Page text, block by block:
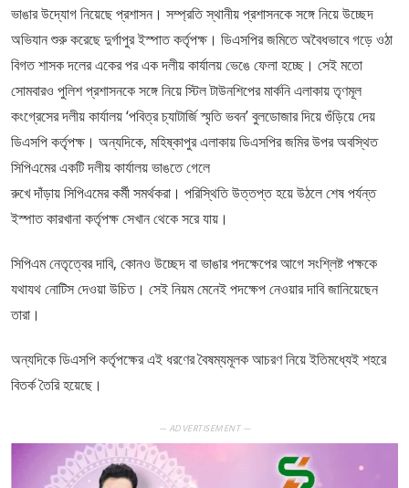
ভাঙার উদ্যোগ নিয়েছে প্রশাসন। সম্প্রতি স্থানীয় প্রশাসনকে সঙ্গে নিয়ে উচ্ছেদ
অভিযান শুরু করেছে দুর্গাপুর ইস্পাত কর্তৃপক্ষ। ডিএসপির জমিতে অবৈধভাবে গড়ে ওঠা
বিগত শাসক দলের একের পর এক দলীয় কার্যালয় ভেঙে ফেলা হচ্ছে। সেই মতো
সোমবারও পুলিশ প্রশাসনকে সঙ্গে নিয়ে স্টিল টাউনশিপের মার্কনি এলাকায় তৃণমূল
কংগ্রেসের দলীয় কার্যালয় ‘পবিত্র চ্যাটার্জি স্মৃতি ভবন’ বুলডোজার দিয়ে গুঁড়িয়ে দেয়
ডিএসপি কর্তৃপক্ষ। অন্যদিকে, মহিষ্কাপুর এলাকায় ডিএসপির জমির উপর অবস্থিত
সিপিএমের একটি দলীয় কার্যালয় ভাঙতে গেলে
রুখে দাঁড়ায় সিপিএমের কর্মী সমর্থকরা। পরিস্থিতি উত্তপ্ত হয়ে উঠলে শেষ পর্যন্ত
ইস্পাত কারখানা কর্তৃপক্ষ সেখান থেকে সরে যায়।
সিপিএম নেতৃত্বের দাবি, কোনও উচ্ছেদ বা ভাঙার পদক্ষেপের আগে সংশ্লিষ্ট পক্ষকে
যথাযথ নোটিস দেওয়া উচিত। সেই নিয়ম মেনেই পদক্ষেপ নেওয়ার দাবি জানিয়েছেন
তারা।
অন্যদিকে ডিএসপি কর্তৃপক্ষের এই ধরণের বৈষম্যমূলক আচরণ নিয়ে ইতিমধ্যেই শহরে
বিতর্ক তৈরি হয়েছে।
— ADVERTISEMENT —